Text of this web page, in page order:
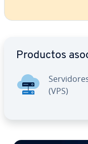
Productos
(VPS)